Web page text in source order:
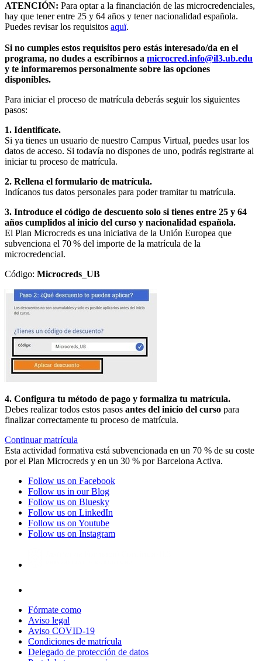
ATENCIÓN: Para optar a la financiación de las microcredenciales,
hay que tener entre 25 y 64 años y tener nacionalidad española.
Puedes revisar los requisitos aquï.
Si no cumples estos requisitos pero estás interesado/da en el
programa, no dudes a escribirnos a microcred.info@il3.ub.edu
y te informaremos personalmente sobre las opciones
disponibles.
Para iniciar el proceso de matrícula deberás seguir los siguientes
pasos:
1. Identifícate.
Si ya tienes un usuario de nuestro Campus Virtual, puedes usar los
datos de acceso. Si todavía no dispones de uno, podrás registrarte al
iniciar tu proceso de matrícula.
2. Rellena el formulario de matrícula.
Indícanos tus datos personales para poder tramitar tu matrícula.
3. Introduce el código de descuento solo si tienes entre 25 y 64
años cumplidos al inicio del curso y nacionalidad española.
El Plan Microcreds es una iniciativa de la Unión Europea que
subvenciona el 70 % del importe de la matrícula de la
microcredencial.
Código: Microcreds_UB
4. Configura tu método de pago y formaliza tu matrícula.
Debes realizar todos estos pasos antes del inicio del curso para
finalizar correctamente tu proceso de matrícula.
Continuar matrícula
Esta actividad formativa está subvencionada en un 70 % de su coste
por el Plan Microcreds y en un 30 % por Barcelona Activa.
Follow us on Facebook
Follow us in our Blog
Follow us on Bluesky
Follow us on LinkedIn
Follow us on Youtube
Follow us on Instagram
Fórmate como
Aviso legal
Aviso COVID-19
Condiciones de matrícula
Delegado de protección de datos